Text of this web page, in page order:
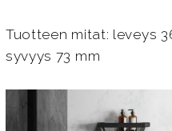
Tuotteen mitat: leveys
syvyys 73 mm